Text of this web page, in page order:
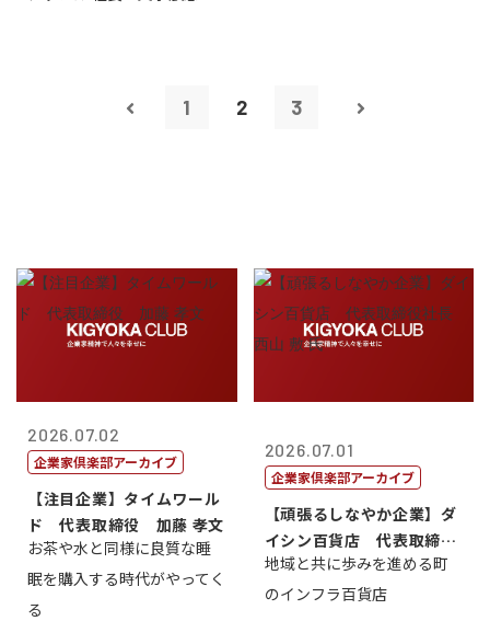
1 2 3
2026.07.02
企業家倶楽部アーカイブ
【注目企業】タイムワール
ド 代表取締役 加藤 孝文
お茶や水と同様に良質な睡
眠を購入する時代がやってく
る
2026.07.01
企業家倶楽部アーカイブ
【頑張るしなやか企業】ダ
イシン百貨店 代表取締役
社長 西山 ...
地域と共に歩みを進める町
のインフラ百貨店